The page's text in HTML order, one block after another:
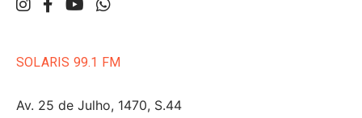
SOLARIS 99.1 FM
Av. 25 de Julho, 1470, S.44